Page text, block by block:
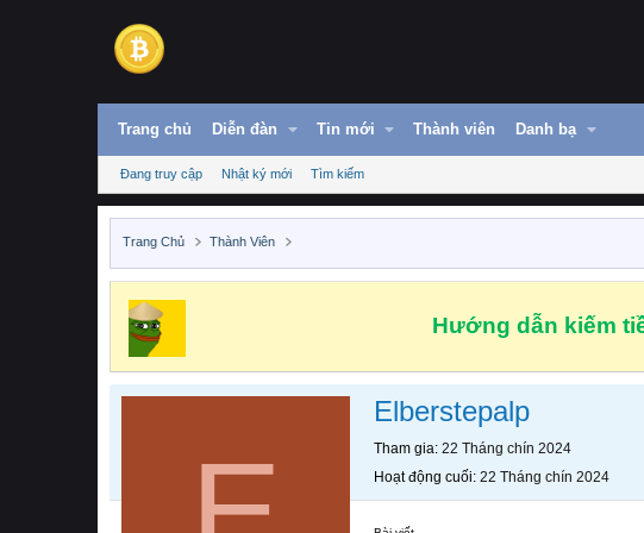
Trang chủ Diễn đàn Tin mới Thành viên Danh bạ
Đang truy cập Nhật ký mới Tìm kiếm
Trang Chủ Thành Viên
Hướng dẫn kiếm
Elberstepalp
Tham gia 22 Tháng chín 2024
Hoạt động cuối 22 Tháng chín 2024